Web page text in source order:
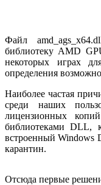
Файл
библиотеку AMD
некоторых играх
определения
Наиболее частая
среди наших
лицензионных
библиотеками DLL,
встроенный Windows
карантин.
Отсюда первые